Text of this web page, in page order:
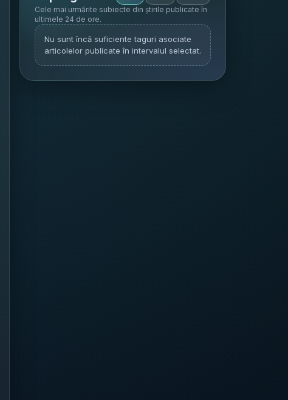
Cele mai urmărite subiecte din știrile publicate în
ultimele 24 de ore.
Nu sunt încă suficiente taguri asociate
articolelor publicate în intervalul selectat.